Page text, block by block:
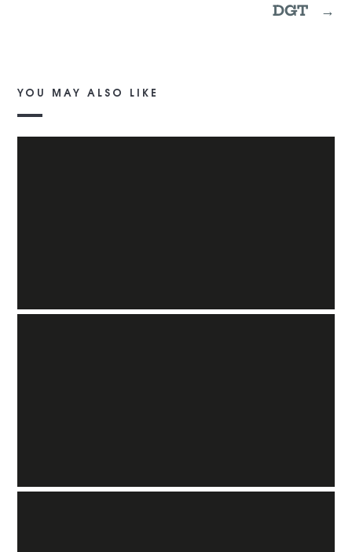
DGT
→
YOU MAY ALSO LIKE